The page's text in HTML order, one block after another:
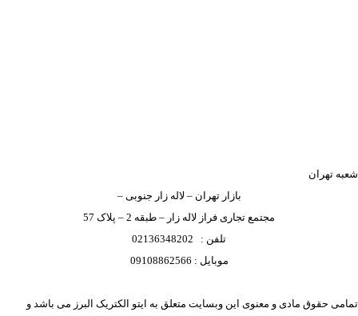
شعبه تهران
بازار تهران – لاله زار جنوبی –
مجتمع تجاری فراز لاله زار – طبقه 2 – پلاک 57
تلفن : 02136348202
موبایل : 09108862566
تمامی حقوق مادی و معنوی این وبسایت متعلق به ایتو الکتریک البرز می باشد و